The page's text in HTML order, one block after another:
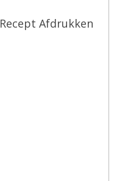
Recept Afdrukken